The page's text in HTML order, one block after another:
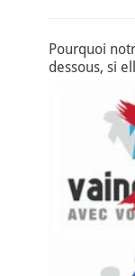
Pourquoi
dessous, si